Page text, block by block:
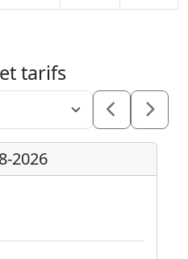
tarifs
2026